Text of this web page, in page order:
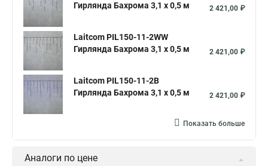
Гирлянда Бахрома 3,1 x 0,5 м
2 421,00 ₽
Laitcom PIL150-11-2WW
Гирлянда Бахрома 3,1 x 0,5 м
2 421,00 ₽
Laitcom PIL150-11-2B
Гирлянда Бахрома 3,1 x 0,5 м
2 421,00 ₽
Показать больше
Аналоги по цене